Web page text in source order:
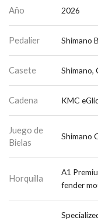
Año 2026
Pedalier Shimano
Casete Shimano,
Cadena KMC
Juego de
Bielas
Shimano
Horquilla
A1
fender